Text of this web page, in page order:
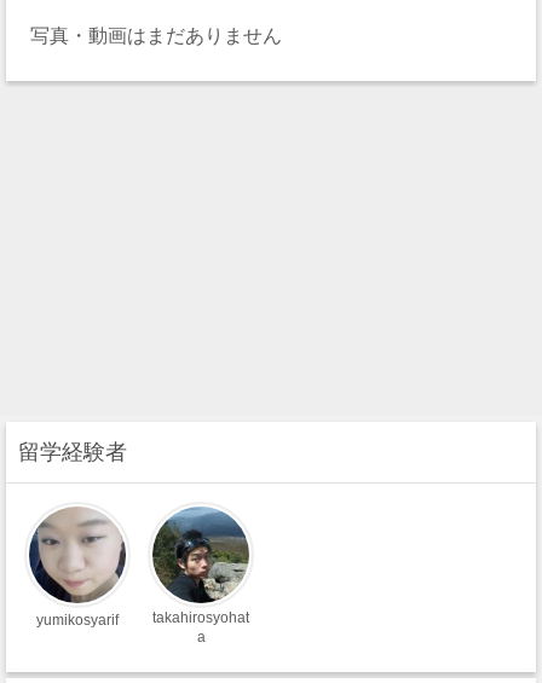
写真・動画はまだありません
留学経験者
yumikosyarif
takahirosyohat
a